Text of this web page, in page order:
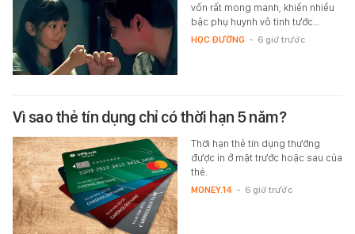
vốn rất mong manh, khiến nhiều
bậc phụ huynh vô tình tước…
HỌC ĐƯỜNG - 6 giờ trước
Vì sao thẻ tín dụng chỉ có thời hạn 5 năm?
Thời hạn thẻ tín dụng thường
được in ở mặt trước hoặc sau của
thẻ.
MONEY.14 - 6 giờ trước